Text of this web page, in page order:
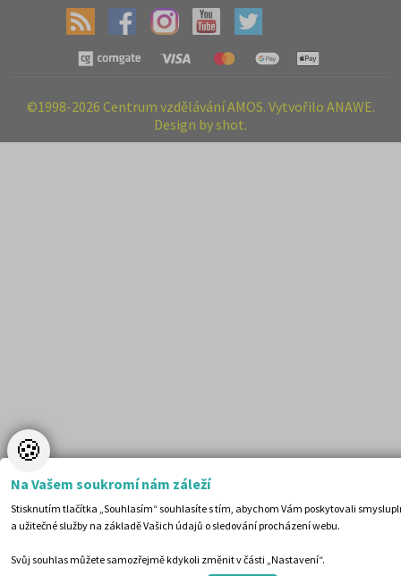
Cena: 219 Kč(běžná cena 229 Kč)
OBJEDNAT
©1998-2026 Centrum vzdělávání AMOS. Vytvořilo ANAWE.
Design by shot.
🍪
Na Vašem soukromí nám záleží
Stisknutím tlačítka „Souhlasím“ souhlasíte s tím, abychom Vám poskytovali
a užitečné služby na základě Vašich údajů o sledování procházení webu.
Svůj souhlas můžete samozřejmě kdykoli změnit v části „Nastavení“.